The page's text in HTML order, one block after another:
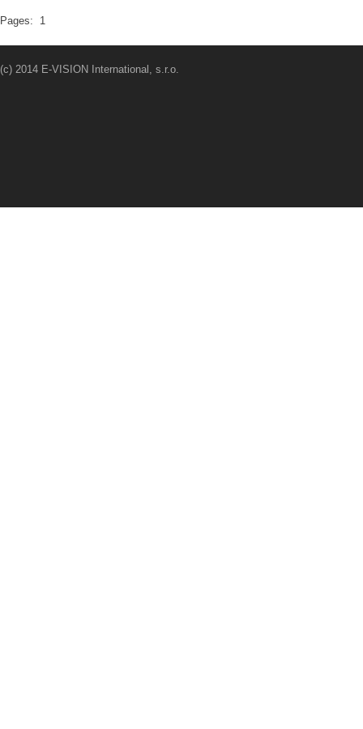
Pages: 1
(c) 2014 E-VISION International, s.r.o.